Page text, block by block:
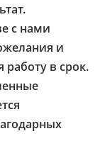
с нами
и
в срок.